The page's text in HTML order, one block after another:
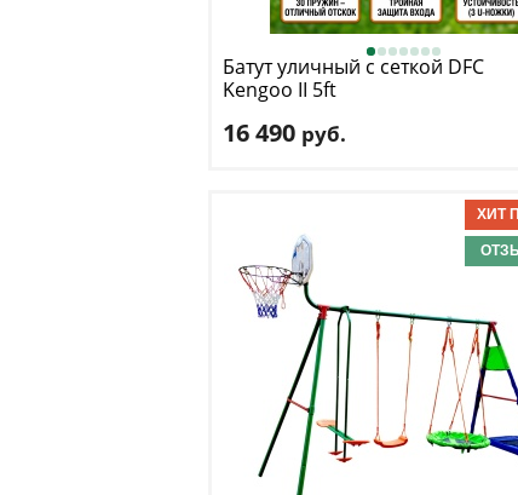
Батут уличный с сеткой DFC
Kengoo II 5ft
16 490 руб.
Максимальный вес пользователя:
Размер, футы
Доставка:БЕСПЛАТНО, 2-3 дня